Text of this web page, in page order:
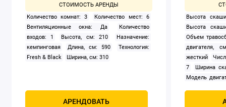
Количество комнат: 3
Количество мест: 6
Вентиляционные окна: Да
Количество
входов: 1
Высота, см: 210
Назначение:
кемпинговая
Длина, см: 590
Технология:
Fresh & Black
Ширина, см: 310
АРЕНДОВАТЬ
Высота
Высота
Объем
двигателя,
жесткий
7
Ширина
Модель
Мощность,